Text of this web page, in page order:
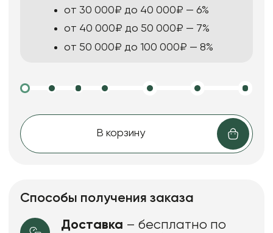
от 30 000₽ до 40 000₽ — 6%
от 40 000₽ до 50 000₽ — 7%
от 50 000₽ до 100 000₽ — 8%
В корзину
Способы получения заказа
Доставка – бесплатно по